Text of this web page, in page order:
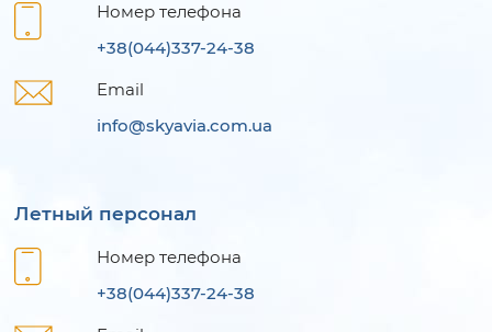
Номер телефона
+38(044)337-24-38
Email
info@skyavia.com.ua
Летный персонал
Номер телефона
+38(044)337-24-38